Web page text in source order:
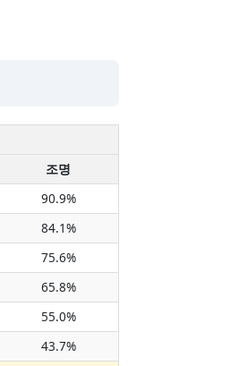
조명
90.9%
84.1%
75.6%
65.8%
55.0%
43.7%